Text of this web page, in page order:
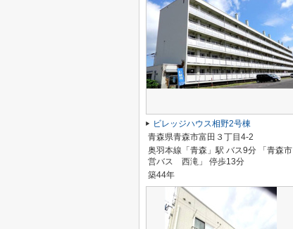
ビレッジハウス相野2号棟
青森県青森市富田３丁目4-2
奥羽本線「青森」駅 バス9分 「青森市
営バス 西滝」 停歩13分
築44年